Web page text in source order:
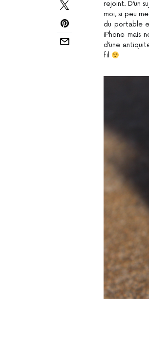
rejoint. D’un
moi, si peu
du portable
iPhone mais
d’une
fil